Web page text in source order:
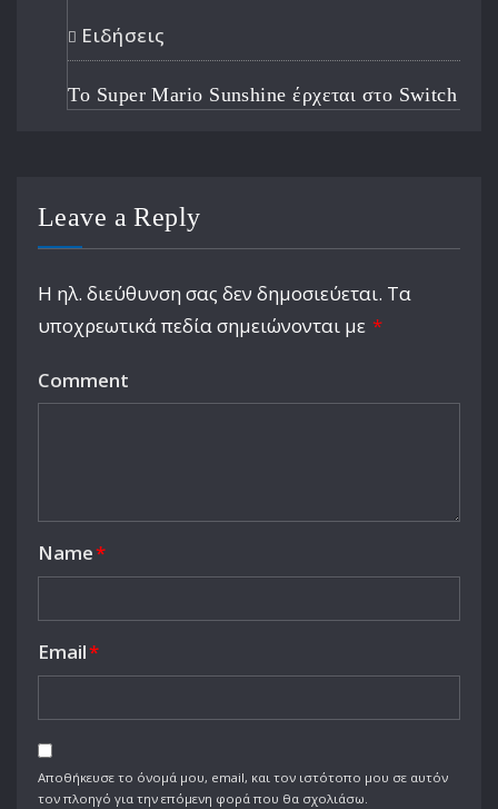
Ειδήσεις
Το Super Mario Sunshine έρχεται στο Switch 2
Leave a Reply
Η ηλ. διεύθυνση σας δεν δημοσιεύεται. Τα
υποχρεωτικά πεδία σημειώνονται με *
Comment
Name*
Email*
Αποθήκευσε το όνομά μου, email, και τον ιστότοπο μου σε αυτόν
τον πλοηγό για την επόμενη φορά που θα σχολιάσω.